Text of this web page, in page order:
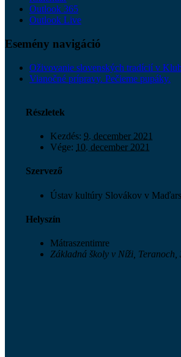
Outlook 365
Outlook Live
Esemény navigáció
Oživovanie slovenských tradícií v
Vianočné prípravy. Pečieme pupáky.
Részletek
Kezdés: 9. december 2021
Vége: 10. december 2021
Szervező
Ústav kultúry Slovákov v
Helyszín
Mátraszentimre
Základná školy v Níži, Teranoch